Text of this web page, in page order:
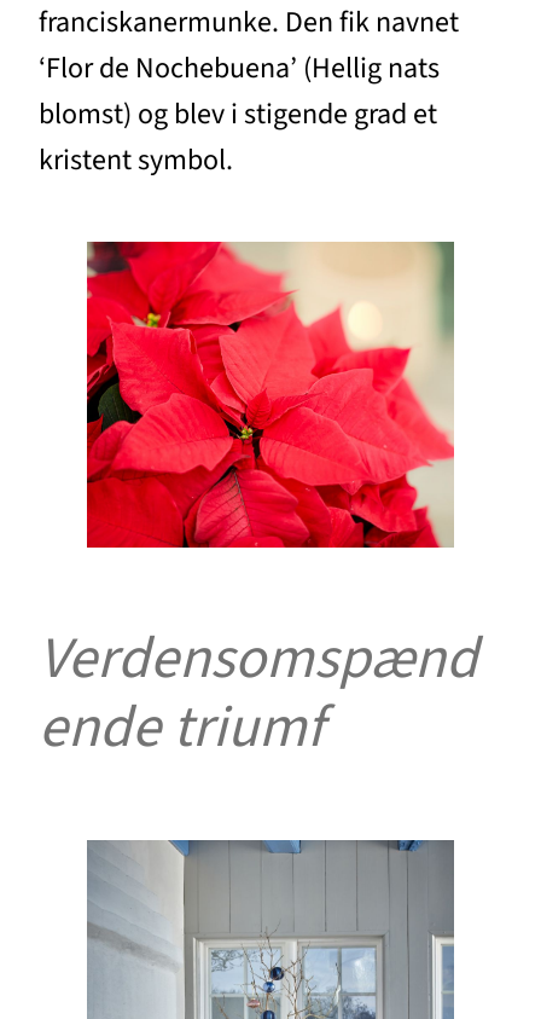
franciskanermunke. Den fik navnet
‘Flor de Nochebuena’ (Hellig nats
blomst) og blev i stigende grad et
kristent symbol.
Verdensomspænd
ende triumf